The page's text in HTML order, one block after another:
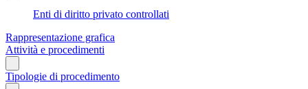
Enti di diritto privato controllati
Rappresentazione grafica
Attività e procedimenti
Tipologie di procedimento